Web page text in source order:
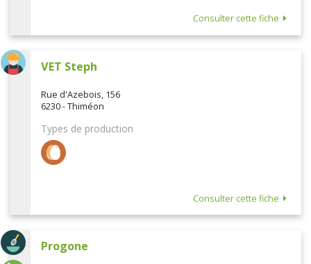
Consulter cette fiche
VET Steph
Rue d'Azebois, 156
6230 - Thiméon
Types de production
Consulter cette fiche
Progone